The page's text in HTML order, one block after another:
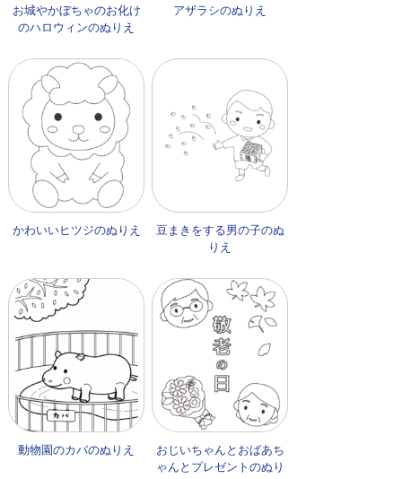
お城やかぼちゃのお化け
のハロウィンのぬりえ
アザラシのぬりえ
かわいいヒツジのぬりえ
豆まきをする男の子のぬ
りえ
動物園のカバのぬりえ
おじいちゃんとおばあち
ゃんとプレゼントのぬり